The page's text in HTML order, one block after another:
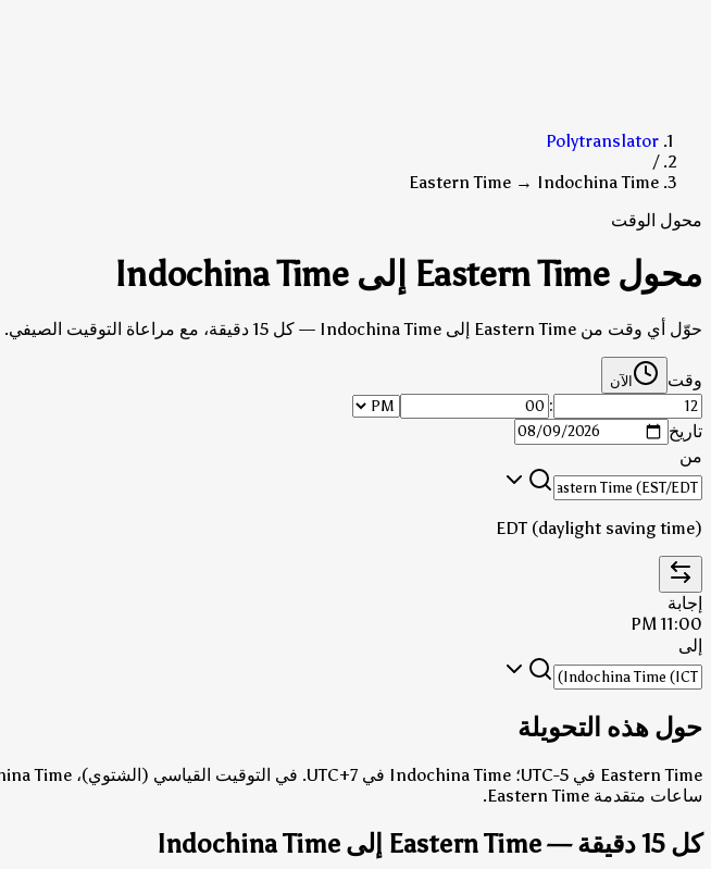
Polytranslator
/
Eastern Time → Indochina Time
محول الوقت
محول Eastern Time إلى Indochina Time
حوّل أي وقت من Eastern Time إلى Indochina Time — كل 15 دقيقة، مع مراعاة التوقيت الصيفي.
وقت الآن
:
تاريخ
من
EDT (daylight saving time)
إجابة
11:00 PM
إلى
حول هذه التحويلة
Eastern Time في UTC-5؛ Indochina Time في UTC+7. في التوقيت القياسي (الشتوي)، Indochina Time هو 12 ساعات متقدمة Eastern Time.
ساعات متقدمة Eastern Time.
كل 15 دقيقة — Eastern Time إلى Indochina Time